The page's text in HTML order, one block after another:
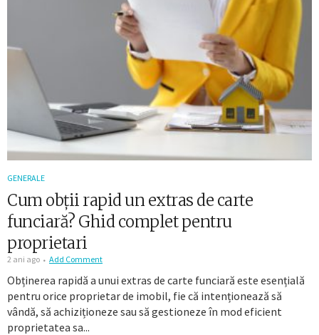
GENERALE
Cum obții rapid un extras de carte
funciară? Ghid complet pentru
proprietari
2 ani ago Add Comment
Obținerea rapidă a unui extras de carte funciară este esențială
pentru orice proprietar de imobil, fie că intenționează să
vândă, să achiziționeze sau să gestioneze în mod eficient
proprietatea sa...